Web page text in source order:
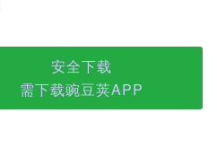
安全下载
需下载豌豆荚APP